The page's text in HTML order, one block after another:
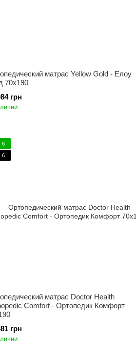
матрас Yellow Gold - Елоу
70x190
грн
6
6
матрас Doctor Health
Comfort - Ортопедик Комфорт
грн